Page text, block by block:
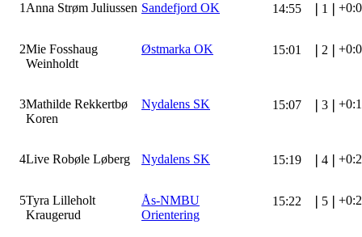
1 Anna Strøm Juliussen Sandefjord OK 14:55 1
2Mie Fosshaug
Weinholdt
Østmarka OK 15:01 2
3Mathilde Rekkertbø
Koren
Nydalens SK 15:07 3
4Live Robøle Løberg Nydalens SK 15:19 4
5Tyra Lilleholt
Kraugerud
Ås-NMBU
Orientering
15:22 5